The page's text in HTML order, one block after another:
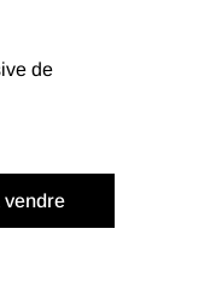
de
vendre